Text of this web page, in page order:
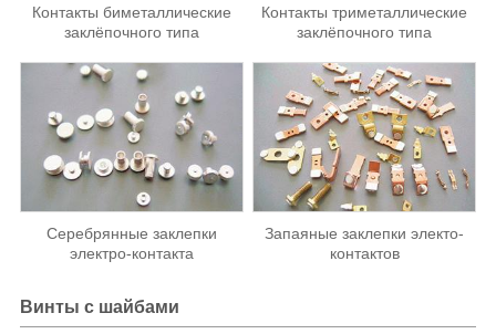
Контакты биметаллические
заклёпочного типа
Контакты триметаллические
заклёпочного типа
Серебрянные заклепки
электро-контакта
Запаяные заклепки электо-
контактов
Винты с шайбами